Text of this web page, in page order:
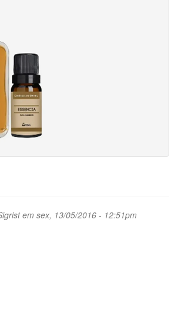
em sex, 13/05/2016 - 12:51pm